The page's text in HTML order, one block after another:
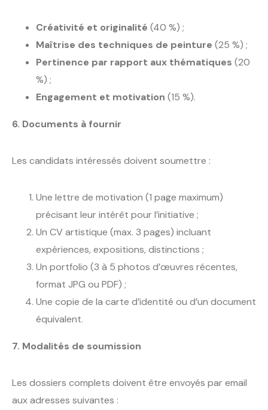
Créativité et originalité (40 %) ;
Maîtrise des techniques de peinture (25 %) ;
Pertinence par rapport aux thématiques (20
%) ;
Engagement et motivation (15 %).
6. Documents à fournir
Les candidats intéressés doivent soumettre :
Une lettre de motivation (1 page maximum)
précisant leur intérêt pour l’initiative ;
Un CV artistique (max. 3 pages) incluant
expériences, expositions, distinctions ;
Un portfolio (3 à 5 photos d’œuvres récentes,
format JPG ou PDF) ;
Une copie de la carte d’identité ou d’un document
équivalent.
7. Modalités de soumission
Les dossiers complets doivent être envoyés par email
aux adresses suivantes :